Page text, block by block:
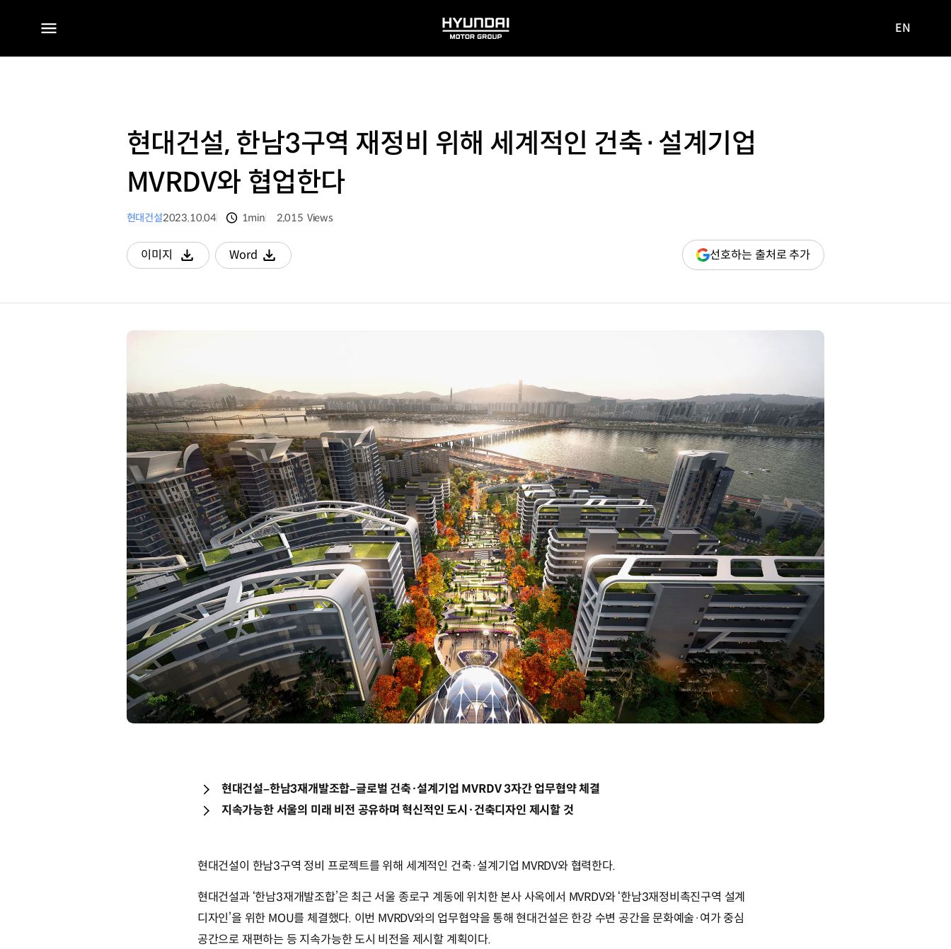
전체
HYUNDAI
MOTOR
사이트로
EN
현대건설, 한남3구역 재정비 위해 세계적인 건축·설계기업
MVRDV와 협업한다
현대건설2023.10.04 1min 2,015 Views
이미지
다운로드
Word
다운로드
선호하는 출처로 추가(새
창
현대건설–한남3재개발조합–글로벌 건축·설계기업 MVRDV 3자간 업무협약 체결
지속가능한 서울의 미래 비전 공유하며 혁신적인 도시·건축디자인 제시할 것
현대건설이 한남3구역 정비 프로젝트를 위해 세계적인 건축·설계기업 MVRDV와 협력한다.
현대건설과 ‘한남3재개발조합’은 최근 서울 종로구 계동에 위치한 본사 사옥에서 MVRDV와 ‘한남3재정비촉진구역 설계
디자인’을 위한 MOU를 체결했다. 이번 MVRDV와의 업무협약을 통해 현대건설은 한강 수변 공간을 문화예술·여가 중심
공간으로 재편하는 등 지속가능한 도시 비전을 제시할 계획이다.